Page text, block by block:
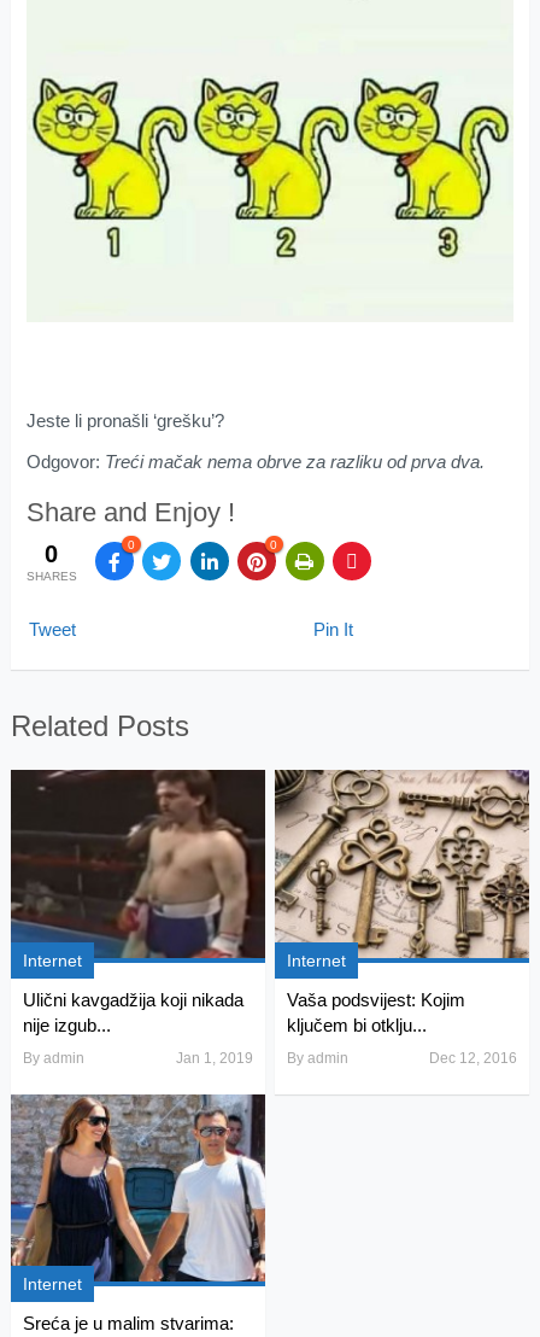
Jeste li pronašli ‘grešku’?
Odgovor: Treći mačak nema obrve za razliku od prva dva.
Share and Enjoy !
0
SHARES
0 0
Tweet Pin It
Related Posts
Internet
Ulični kavgadžija koji nikada
nije izgub...
By admin Jan 1, 2019
Internet
Vaša podsvijest: Kojim
ključem bi otklju...
Byadmin Dec 12, 2016
Internet
Sreća je u malim stvarima: